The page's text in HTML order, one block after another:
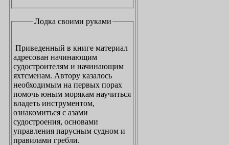
Лодка своими руками
Приведенный в книге материал
адресован начинающим
судостроителям и начинающим
яхтсменам. Автору казалось
необходимым на первых порах
помочь юным морякам научиться
владеть инструментом,
ознакомиться с азами
судостроения, основами
управления парусным судном и
правилами гребли.